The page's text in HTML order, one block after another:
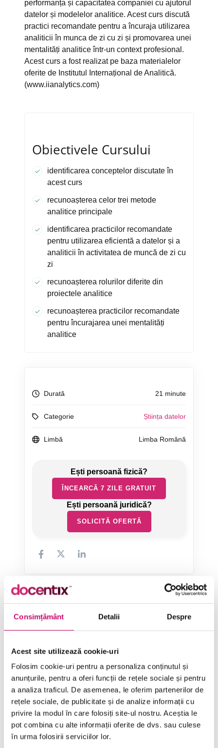
Consimțământ Detalii Despre
Acest site utilizează cookie-uri
Folosim cookie-uri pentru a personaliza conținutul și
anunțurile, pentru a oferi funcții de rețele sociale și pentru
a analiza traficul. De asemenea, le oferim partenerilor de
rețele sociale, de publicitate și de analize informații cu
privire la modul în care folosiți site-ul nostru. Aceștia le
pot combina cu alte informații oferite de dvs. sau culese
în urma folosirii serviciilor lor.
performanța și capacitatea companiei cu ajutorul
datelor și modelelor analitice. Acest curs discută
practici recomandate pentru a încuraja utilizarea
analiticii în munca de zi cu zi și promovarea unei
mentalități analitice într-un context profesional.
Acest curs a fost realizat pe baza materialelor
oferite de Institutul Internațional de Analitică.
(www.iianalytics.com)
Obiectivele Cursului
identificarea conceptelor discutate în
acest curs
recunoașterea celor trei metode
analitice principale
identificarea practicilor recomandate
pentru utilizarea eficientă a datelor și a
analiticii în activitatea de muncă de zi cu
zi
recunoașterea rolurilor diferite din
proiectele analitice
recunoașterea practicilor recomandate
pentru încurajarea unei mentalități
analitice
Durată 21 minute
Categorie Știința datelor
Limbă Limba Română
ÎNCEARCĂ 7 ZILE GRATUIT
SOLICITĂ OFERTĂ
Categorii de Cursuri
Dezvoltare personală și profesională
Finanțe
Limba Engleză
Management și Leadership
Marketing